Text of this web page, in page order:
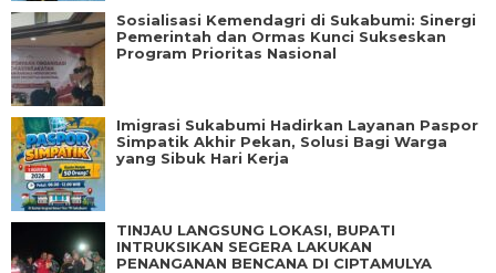
Sosialisasi Kemendagri di Sukabumi: Sinergi
Pemerintah dan Ormas Kunci Sukseskan
Program Prioritas Nasional
Imigrasi Sukabumi Hadirkan Layanan Paspor
Simpatik Akhir Pekan, Solusi Bagi Warga
yang Sibuk Hari Kerja
TINJAU LANGSUNG LOKASI, BUPATI
INTRUKSIKAN SEGERA LAKUKAN
PENANGANAN BENCANA DI CIPTAMULYA